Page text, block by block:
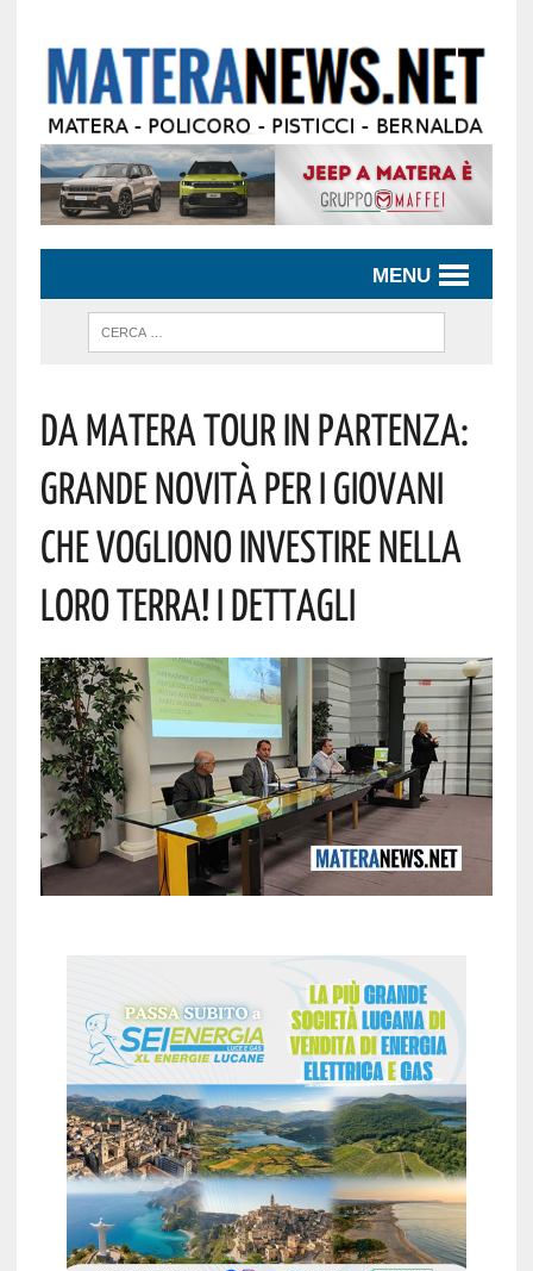
MENU
Da Matera Tour In Partenza:
Grande Novità Per I Giovani
Che Vogliono Investire Nella
Loro Terra! I Dettagli